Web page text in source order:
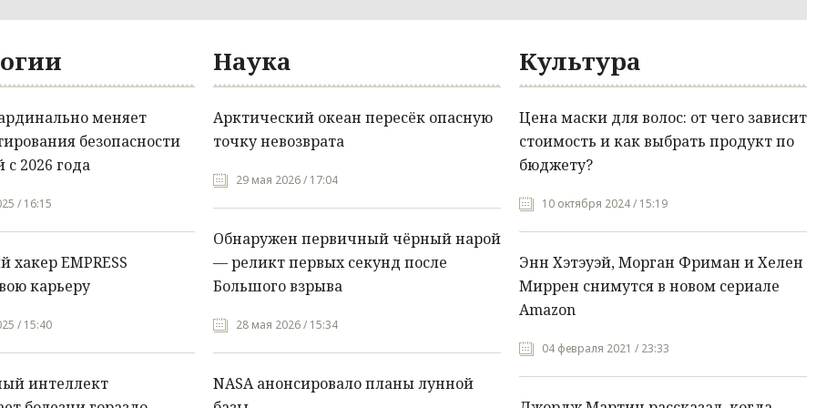
меняет
безопасности
2026 года
/ 16:15
EMPRESS
карьеру
/ 15:40
интеллект
Наука
Арктический океан пересёк опасную
точку невозврата
29 мая 2026 / 17:04
Обнаружен первичный чёрный нарой
— реликт первых секунд после
Большого взрыва
28 мая 2026 / 15:34
NASA анонсировало планы лунной
Культура
Цена маски для волос: от чего зависит
стоимость и как выбрать продукт по
бюджету?
10 октября 2024 / 15:19
Энн Хэтэуэй, Морган Фриман и Хелен
Миррен снимутся в новом сериале
Amazon
04 февраля 2021 / 23:33